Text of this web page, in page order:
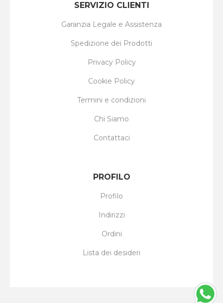
SERVIZIO CLIENTI
Garanzia Legale e Assistenza
Spedizione dei Prodotti
Privacy Policy
Cookie Policy
Termini e condizioni
Chi Siamo
Contattaci
PROFILO
Profilo
Indirizzi
Ordini
Lista dei desideri